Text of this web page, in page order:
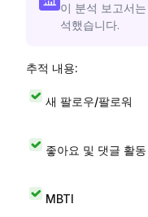
이 분석 보고서
석했습니다.
추적 내용:
새 팔로우/팔로워
좋아요 및 댓글 활동
MBTI